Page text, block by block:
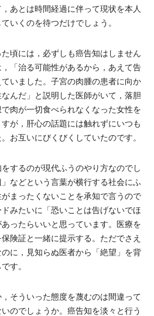
あとは時間経過に伴って現状を本人
いくのを待つだけでしょう。
頃には，必ずしも癌告知はしません
「治る可能性があるから，あえて告
いました。子宮の肉腫の患者に向か
んだ」と説明した医師がいて，落胆
肉が一切食べられなくなった女性を
が，肝心の話題には触れずにいつも
お互いにびくびくしていたのです。
するのが現代ふうのやり方なのでし
などという言葉が横行する社会にふ
まったくないことを承知で言うので
みたいに「恐いことは告げないでほ
ったらいいと思っています。医療を
険証と一緒に提示する。ただでさえ
に，見知らぬ医者から「絶望」を背
す。
そういった態度を蔑むのは間違って
のでしょうか。癌告知を淡々と行う